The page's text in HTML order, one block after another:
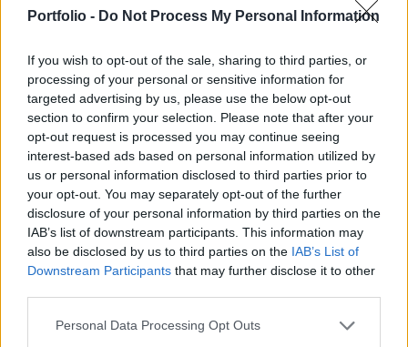
Portfolio - Do Not Process My Personal Information
If you wish to opt-out of the sale, sharing to third parties, or
processing of your personal or sensitive information for
targeted advertising by us, please use the below opt-out
section to confirm your selection. Please note that after your
opt-out request is processed you may continue seeing
interest-based ads based on personal information utilized by
us or personal information disclosed to third parties prior to
your opt-out. You may separately opt-out of the further
disclosure of your personal information by third parties on the
IAB’s list of downstream participants. This information may
also be disclosed by us to third parties on the IAB’s List of
Downstream Participants that may further disclose it to other
Personal Data Processing Opt Outs
jegybank magabiztosságát: a monetáris politika
A statisztikai hivatal (Insee) pénteki közlése szerint az
eurózóna második legnagyobb gazdaságának inflációs
rátája a szeptemberi 1,1% után 0,9% lett, összhangban a
Bloomberg-felmérés elemzői várakozásaival.
Franciaországban az infláció már több mint egy éve az
EKB 2%-os célja alatt tartózkodik, míg a többi eurózóna-
ország közelebb jár hozzá: Németország csütörtökön...
KEDVES OLVASÓNK!
tartozik, melynek olvasása előfizetéses